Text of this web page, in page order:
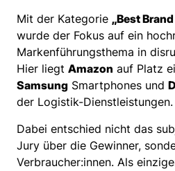
Mit der Kategorie „Best
wurde der Fokus auf ein
Markenführungsthema in
Hier liegt Amazon auf Platz
Samsung Smartphones und
der Logistik-Dienstleistungen.
Dabei entschied nicht das
Jury über die Gewinner,
Verbraucher:innen. Als